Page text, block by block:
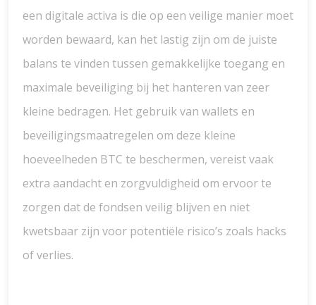
een digitale activa is die op een veilige manier moet
worden bewaard, kan het lastig zijn om de juiste
balans te vinden tussen gemakkelijke toegang en
maximale beveiliging bij het hanteren van zeer
kleine bedragen. Het gebruik van wallets en
beveiligingsmaatregelen om deze kleine
hoeveelheden BTC te beschermen, vereist vaak
extra aandacht en zorgvuldigheid om ervoor te
zorgen dat de fondsen veilig blijven en niet
kwetsbaar zijn voor potentiële risico’s zoals hacks
of verlies.